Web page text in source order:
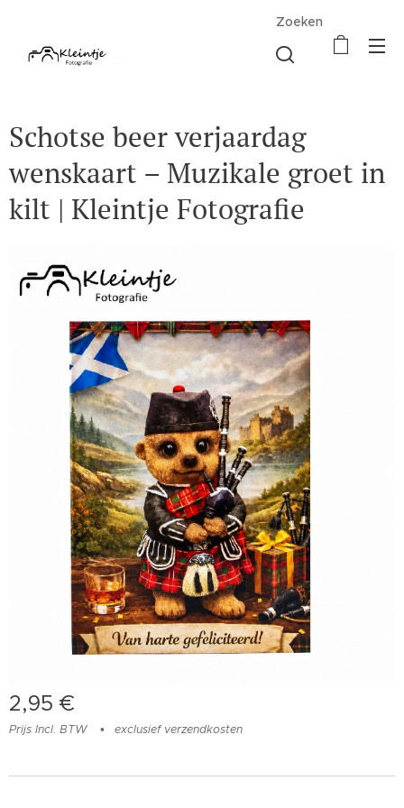
Zoeken
Schotse beer verjaardag
wenskaart – Muzikale groet in
kilt | Kleintje Fotografie
2,95 €
Prijs Incl. BTW exclusief verzendkosten